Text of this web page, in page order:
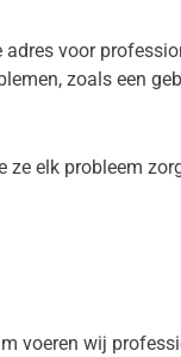
voor
zoals een
ze elk probleem
voeren wij